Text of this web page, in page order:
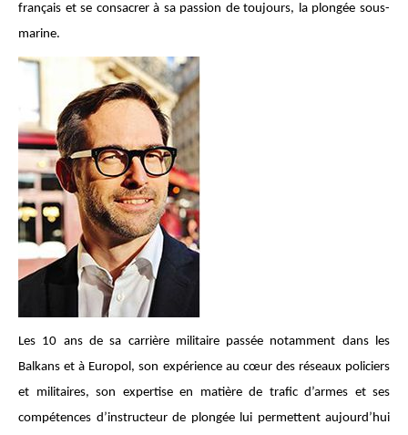
français et se consacrer à sa passion de toujours, la plongée sous-
marine.
Les 10 ans de sa carrière militaire passée notamment dans les
Balkans et à Europol, son expérience au cœur des réseaux policiers
et militaires, son expertise en matière de trafic d’armes et ses
compétences d’instructeur de plongée lui permettent aujourd’hui